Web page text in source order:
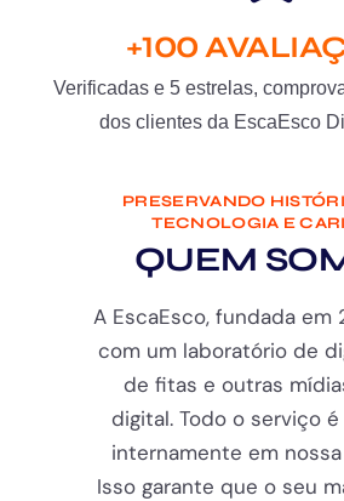
+100
Verificadas e 5 estrelas,
dos clientes da EscaEsco
PRESERVANDO
TECNOLOGIA E
QUEM
A EscaEsco, fundada em
com um laboratório de
de fitas e outras
digital. Todo o serviço
internamente em
Isso garante que o seu